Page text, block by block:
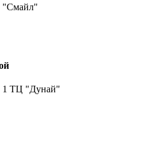
"Смайл"
1 ТЦ "Дунай"